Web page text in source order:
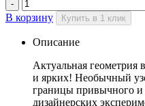
В корзину Купить в 1 клик
Описание
Актуальная
и ярких! Необычный
границы привычного и
дизайнерских